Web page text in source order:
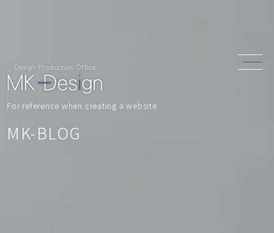
For reference when creating a website
MK-BLOG